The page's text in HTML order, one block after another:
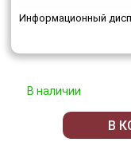
Информационный
В наличии
В